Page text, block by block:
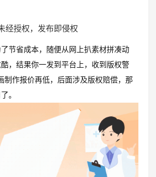
经授权，发布即侵权
节省成本，随便从网上扒素材拼凑动
，结果你一发到平台上，收到版权警
制作报价再低，后面涉及版权赔偿，那
。